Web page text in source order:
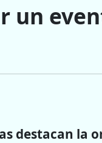
un
destacan la